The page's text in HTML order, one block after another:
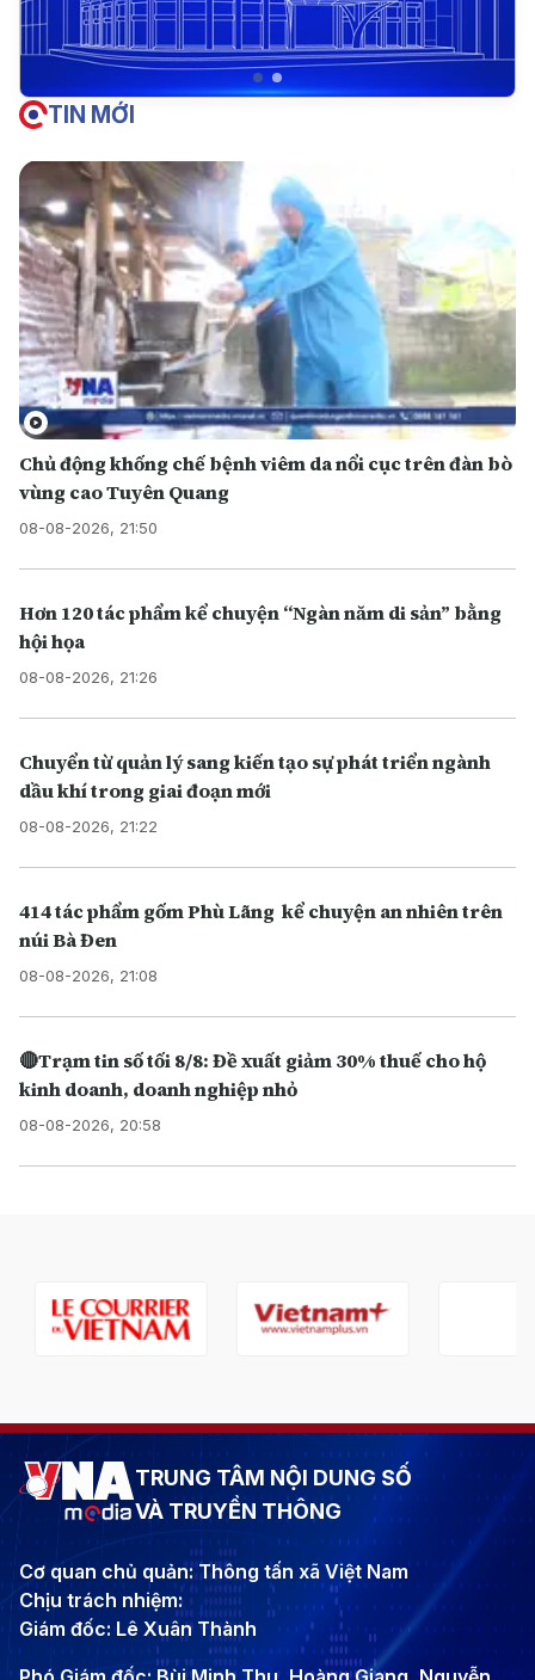
TIN MỚI
Chủ động khống chế bệnh viêm da nổi cục trên đàn bò
vùng cao Tuyên Quang
08-08-2026, 21:50
Hơn 120 tác phẩm kể chuyện “Ngàn năm di sản” bằng
hội họa
08-08-2026, 21:26
Chuyển từ quản lý sang kiến tạo sự phát triển ngành
dầu khí trong giai đoạn mới
08-08-2026, 21:22
414 tác phẩm gốm Phù Lãng kể chuyện an nhiên trên
núi Bà Đen
08-08-2026, 21:08
🔴Trạm tin số tối 8/8: Đề xuất giảm 30% thuế cho hộ
kinh doanh, doanh nghiệp nhỏ
08-08-2026, 20:58
TRUNG TÂM NỘI DUNG SỐ
VÀ TRUYỀN THÔNG
Cơ quan chủ quản: Thông tấn xã Việt Nam
Chịu trách nhiệm:
Giám đốc: Lê Xuân Thành